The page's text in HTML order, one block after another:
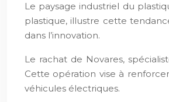
Le paysage industriel du
plastique, illustre cette
dans l’innovation.
Le rachat de Novares,
Cette opération vise à
véhicules électriques.